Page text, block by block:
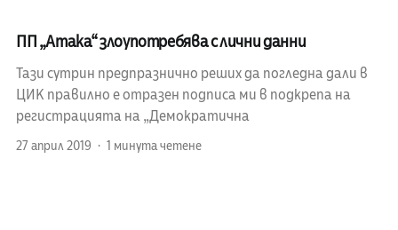
ПП „Атака“ злоупотребява с лични данни
Тази сутрин предпразнично реших да погледна дали в
ЦИК правилно е отразен подписа ми в подкрепа на
регистрацията на „Демократична
27 април 2019 1 минута четене